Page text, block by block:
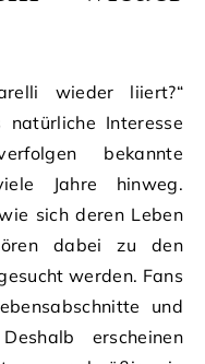
wieder liiert?“
Interesse
bekannte
Jahre hinweg.
sich deren Leben
dabei zu den
werden. Fans
und
erscheinen